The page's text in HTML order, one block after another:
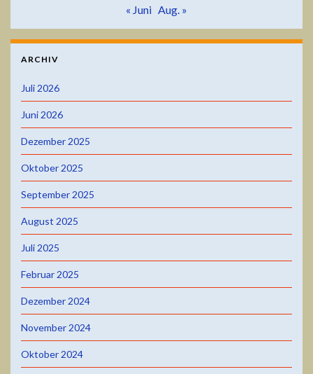
« Juni Aug. »
ARCHIV
Juli 2026
Juni 2026
Dezember 2025
Oktober 2025
September 2025
August 2025
Juli 2025
Februar 2025
Dezember 2024
November 2024
Oktober 2024